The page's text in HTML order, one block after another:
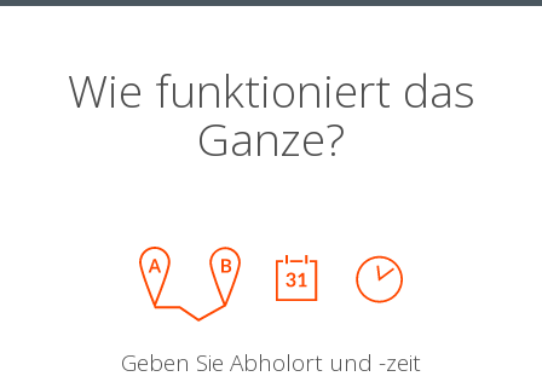
Wie funktioniert das
Ganze?
Geben Sie Abholort und -zeit